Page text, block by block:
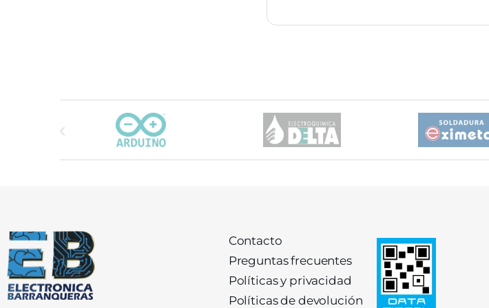
Carrusel de marcas
Contacto
Preguntas frecuentes
Políticas y privacidad
Políticas de devolución